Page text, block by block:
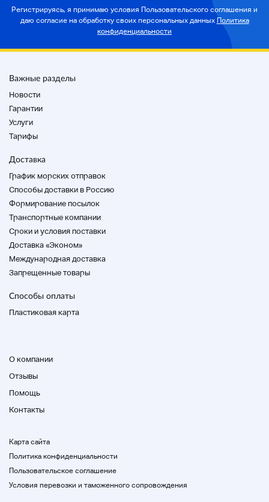
Регистрируясь, я принимаю условия Пользовательского соглашения и
даю согласие на обработку своих персональных данных Политика
конфиденциальности
Важные разделы
Новости
Гарантии
Услуги
Тарифы
Доставка
График морских отправок
Способы доставки в Россию
Формирование посылок
Транспортные компании
Cроки и условия поставки
Доставка «Эконом»
Международная доставка
Запрещенные товары
Способы оплаты
Пластиковая карта
О компании
Отзывы
Помощь
Контакты
Карта сайта
Политика конфиденциальности
Пользовательское соглашение
Условия перевозки и таможенного сопровождения